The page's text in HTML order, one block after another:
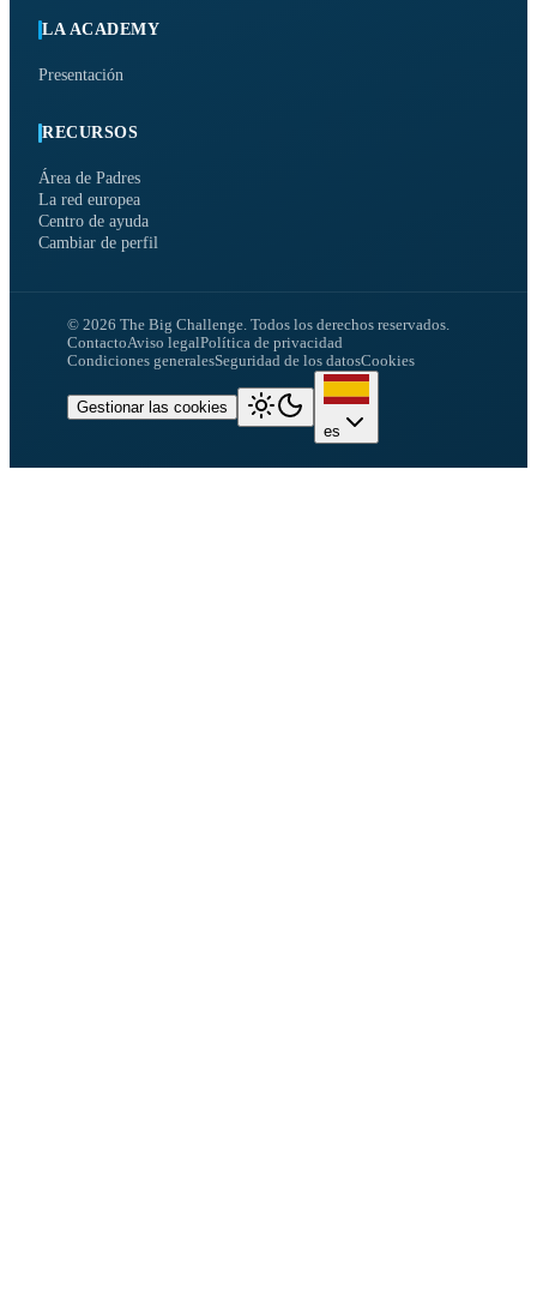
LA ACADEMY
Presentación
RECURSOS
Área de Padres
La red europea
Centro de ayuda
Cambiar de perfil
© 2026 The Big Challenge. Todos los derechos reservados.
ContactoAviso legalPolítica de privacidad
Condiciones generalesSeguridad de los datosCookies
Gestionar las cookies
es